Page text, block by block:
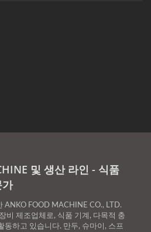
및 생산 라인 - 식품
ANKO FOOD MACHINE CO., LTD.
비 제조업체로, 식품 기계, 다목적 충
동하고 있습니다. 만두, 슈마이, 스프